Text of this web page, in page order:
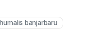
hurnalis banjarbaru